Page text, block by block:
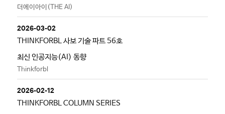
더에이아이(THE AI)
2026-03-02
THINKFORBL 사보 기술 파트 56호
최신 인공지능(AI) 동향
Thinkforbl
2026-02-12
THINKFORBL COLUMN SERIES